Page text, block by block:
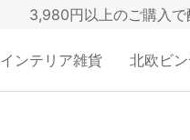
3,980円以上のご購入
インテリア雑貨 北欧ビ